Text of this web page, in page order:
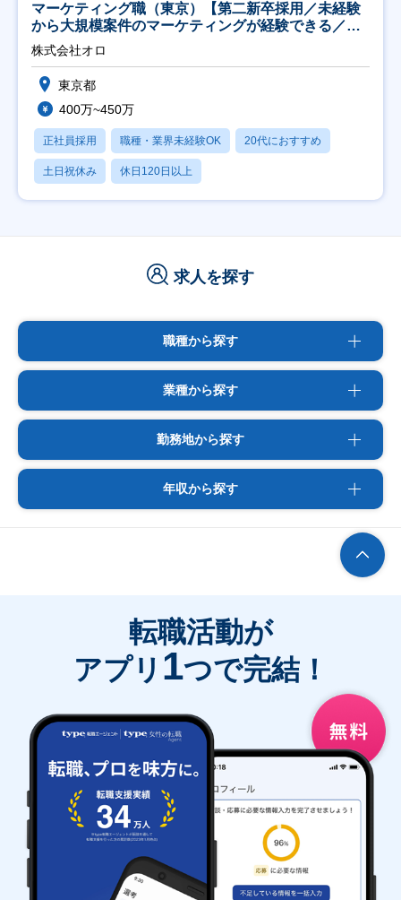
マーケティング職（東京）【第二新卒採用／未経験
から大規模案件のマーケティングが経験できる／研
修充実】
株式会社オロ
東京都
400万~450万
正社員採用 職種・業界未経験OK 20代におすすめ
土日祝休み 休日120日以上
求人を探す
職種から探す
業種から探す
勤務地から探す
年収から探す
転職活動が
アプリ 1つで完結！